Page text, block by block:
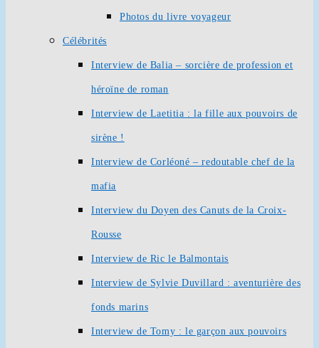
Photos du livre voyageur
Célébrités
Interview de Balia – sorcière de profession et
héroïne de roman
Interview de Laetitia : la fille aux pouvoirs de
sirène !
Interview de Corléoné – redoutable chef de la
mafia
Interview du Doyen des Canuts de la Croix-
Rousse
Interview de Ric le Balmontais
Interview de Sylvie Duvillard : aventurière des
fonds marins
Interview de Tomy : le garçon aux pouvoirs